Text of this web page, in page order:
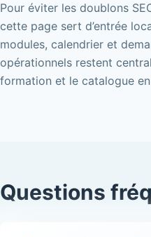
Pour éviter les doublons
cette page sert d’entrée
modules, calendrier et
opérationnels restent
formation et le catalogue
Questions